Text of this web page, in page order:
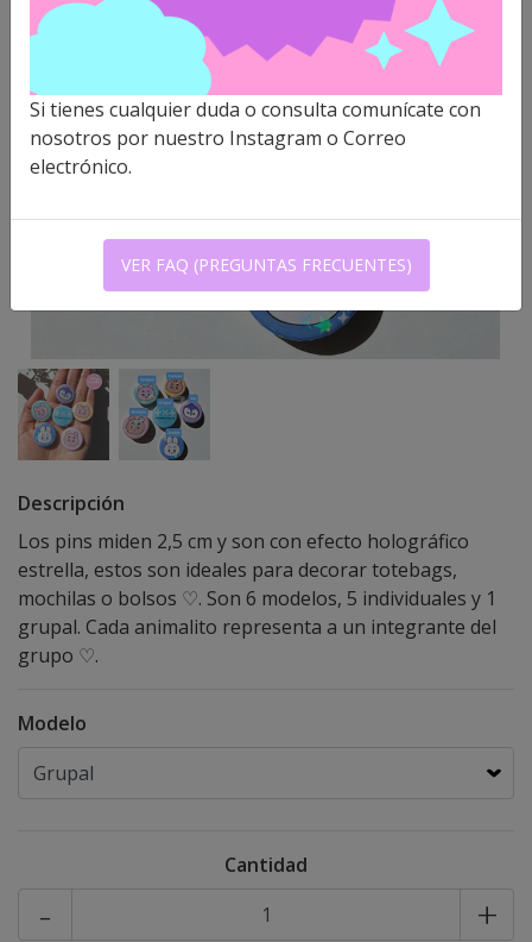
Descripción
Los pins miden 2,5 cm y son con efecto holográfico
estrella, estos son ideales para decorar totebags,
mochilas o bolsos ♡. Son 6 modelos, 5 individuales y 1
grupal. Cada animalito representa a un integrante del
grupo ♡.
Modelo
Cantidad
+
-
Si tienes cualquier duda o consulta comunícate con
nosotros por nuestro Instagram o Correo
electrónico.
VER FAQ (PREGUNTAS FRECUENTES)